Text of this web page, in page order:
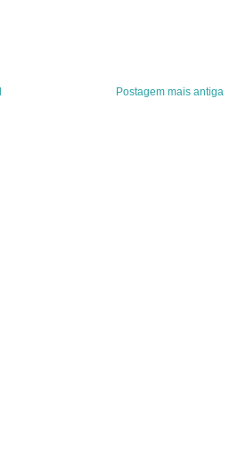
Postagem mais antiga